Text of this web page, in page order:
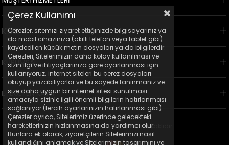
KVKK
KURUMSAL
E-BÜLTEN KAYIT
© 2023 Ticimax - Tüm hakları saklıdır.
Çerez Kullanımı
Çerezler, sitemizi ziyaret ettiğinizde bilgisayarınız ya
da mobil cihazınıza (akıllı telefon veya tablet gibi)
kaydedilen küçük metin dosyaları ya da bilgilerdir.
Çerezleri, Sitelerimizin daha kolay kullanılması ve
sizin ilgi ve ihtiyaçlarınıza göre ayarlanması için
kullanıyoruz. İnternet siteleri bu çerez dosyaları
okuyup yazabiliyorlar ve bu sayede tanınmanız ve
size daha uygun bir internet sitesi sunulması
amacıyla sizinle ilgili önemli bilgilerin hatırlanması
sağlanıyor (tercih ayarlarınızın hatırlanması gibi).
Çerezler ayrıca, Sitelerimiz üzerinde gelecekteki
hareketlerinizin hızlanmasına da yardımcı olur.
Bunlara ek olarak, ziyaretçilerin Sitelerimizi nasıl
kullandığını anlamak ve Sitelerimizin tasarımını ve